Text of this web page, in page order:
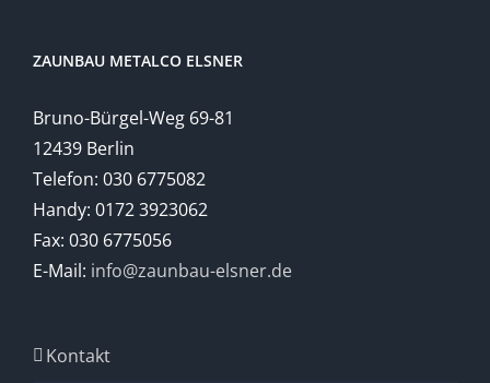
ZAUNBAU METALCO ELSNER
Bruno-Bürgel-Weg 69-81
12439 Berlin
Telefon: 030 6775082
Handy: 0172 3923062
Fax: 030 6775056
E-Mail: info@zaunbau-elsner.de
Kontakt